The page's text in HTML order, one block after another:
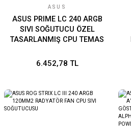
ASUS
ASUS PRIME LC 240 ARGB
SIVI SOĞUTUCU ÖZEL
TASARLANMIŞ CPU TEMAS
KANALLARA SAHİP
BLOĞU, ARGB FANLAR VE
AURA AYDINLATMA 6 YIL
6.452,78 TL